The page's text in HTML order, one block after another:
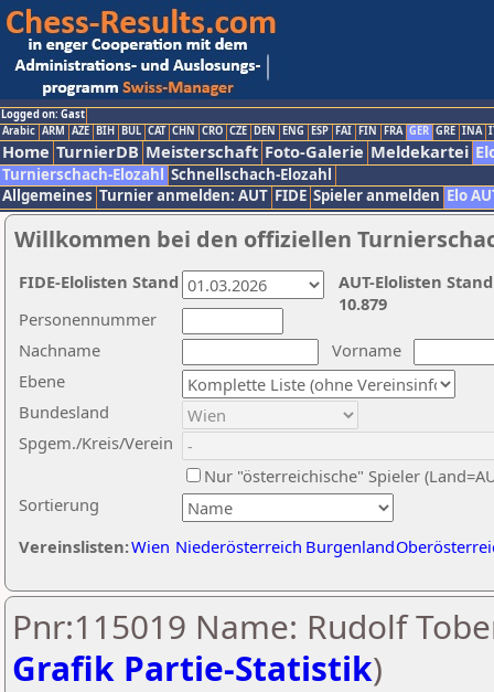
Logged on: Gast
Arabic ARM AZE BIH BUL CAT CHN CRO CZE DEN ENG ESP FAI FIN FRA GER GRE INA
Home TurnierDB Meisterschaft Foto-Galerie Meldekartei
Turnierschach-Elozahl Schnellschach-Elozahl
Allgemeines Turnier anmelden: AUT FIDE Spieler anmelden Elo
Willkommen bei den offiziellen
Nachname
Vorname
Ebene
Sortierung
Personennummer
Bundesland
Spgem./Kreis/Verein
Nur "österreichische" Spieler
Vereinslisten:Wien Niederösterreich Burgenland
AUT-Elolisten
10.879
FIDE-Elolisten Stand
Pnr:115019 Name: Rudolf
Grafik Partie-Statistik)